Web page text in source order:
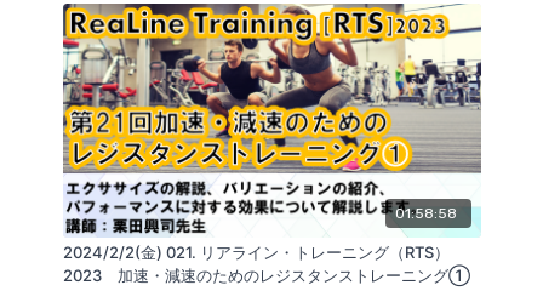
・エクササイズ効果
・障害・外傷
・エラーパターン（前額面・矢状面）
・コレクティブ
・オーバーヘッドプレスの応用
01:58:58
2024/2/2(金) 021. リアライン・トレーニング（RTS）
2023 加速・減速のためのレジスタンストレーニング①